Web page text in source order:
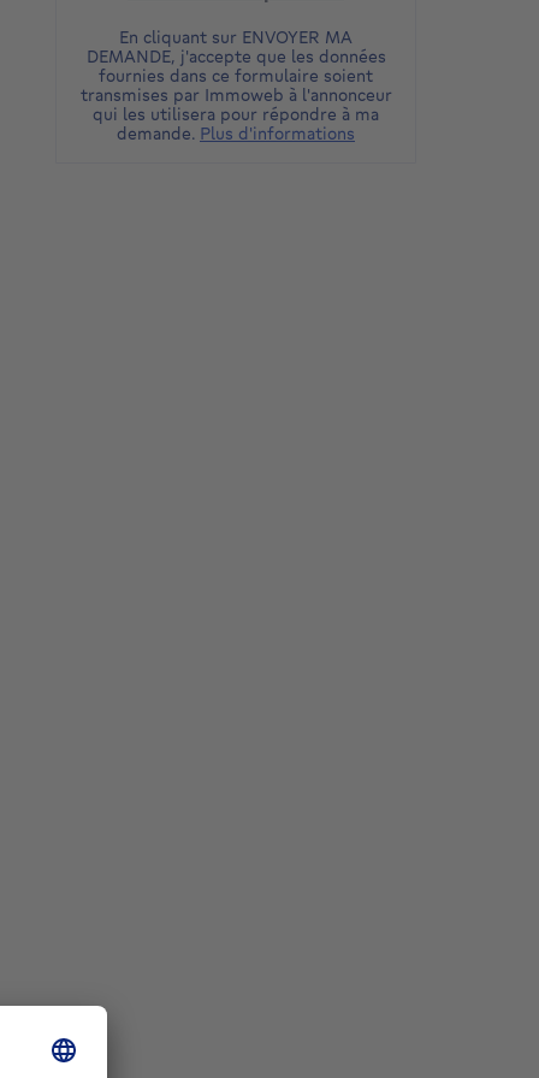
En cliquant sur ENVOYER MA
DEMANDE, j'accepte que les données
fournies dans ce formulaire soient
transmises par Immoweb à l'annonceur
qui les utilisera pour répondre à ma
demande. Plus d'informations